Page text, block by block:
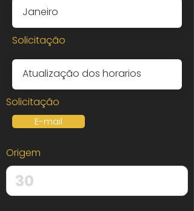
Solicitação
Solicitação
E-mail
Origem